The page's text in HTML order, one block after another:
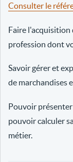
Consulter le
Faire l'acquisition
profession dont
Savoir gérer et
de marchandises
Pouvoir
pouvoir calculer
métier.